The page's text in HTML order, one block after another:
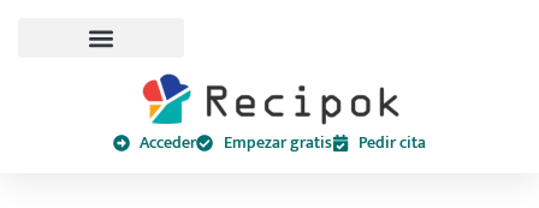
Acceder Empezar gratis Pedir cita